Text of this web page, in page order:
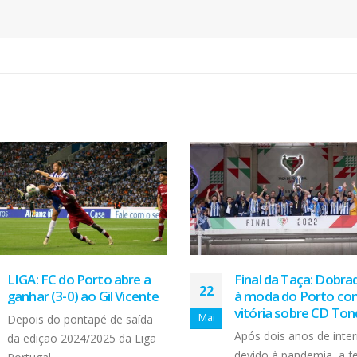
Final da Taça: Dobradinha
à moda do Porto com
vitória sobre CD Tondela
Após dois anos de interregno
03
Set
Doação para
Maia
A iniciativa solidária do
de crédito Sociedade